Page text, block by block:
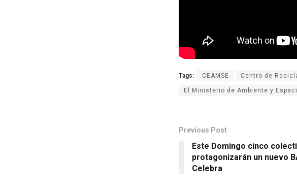
Tags: CEAMSE Centro de
El Ministerio de Ambiente y
Previous Post
Este Domingo cinco
protagonizarán un nuevo
Celebra